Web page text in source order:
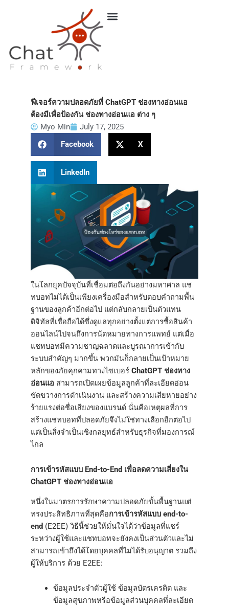
ฟีเจอร์ความปลอดภัยที่ ChatGPT ช่องทางอ่อนแอ
ต้องมีเพื่อป้องกัน ช่องทางอ่อนแอ ต่าง ๆ
Myo Min
July 17, 2025
Facebook
X
LinkedIn
ในโลกยุคปัจจุบันที่เชื่อมต่อถึงกันอย่างมหาศาล แช
ทบอทไม่ได้เป็นเพียงเครื่องมือสำหรับตอบคำถามพื้น
ฐานของลูกค้าอีกต่อไป แต่กลับกลายเป็นตัวแทน
ดิจิทัลที่เชื่อถือได้ซึ่งดูแลทุกอย่างตั้งแต่การซื้อสินค้า
ออนไลน์ไปจนถึงการนัดหมายทางการแพทย์ แต่เมื่อ
แชทบอทมีความชาญฉลาดและบูรณาการเข้ากับ
ระบบสำคัญๆ มากขึ้น พวกมันก็กลายเป็นเป้าหมาย
หลักของภัยคุกคามทางไซเบอร์ ChatGPT ช่องทาง
อ่อนแอ สามารถเปิดเผยข้อมูลลูกค้าที่ละเอียดอ่อน
ขัดขวางการดำเนินงาน และสร้างความเสียหายอย่าง
ร้ายแรงต่อชื่อเสียงของแบรนด์ นั่นคือเหตุผลที่การ
สร้างแชทบอทที่ปลอดภัยจึงไม่ใช่ทางเลือกอีกต่อไป
แต่เป็นสิ่งจำเป็นเชิงกลยุทธ์สำหรับธุรกิจที่มองการณ์
ไกล
การเข้ารหัสแบบ End-to-End เพื่อลดความเสี่ยงใน
ChatGPT ช่องทางอ่อนแอ
หนึ่งในมาตรการรักษาความปลอดภัยขั้นพื้นฐานแต่
ทรงประสิทธิภาพที่สุดคือการเข้ารหัสแบบ end-to-
end (E2EE) วิธีนี้ช่วยให้มั่นใจได้ว่าข้อมูลที่แชร์
ระหว่างผู้ใช้และแชทบอทจะยังคงเป็นส่วนตัวและไม่
สามารถเข้าถึงได้โดยบุคคลที่ไม่ได้รับอนุญาต รวมถึง
ผู้ให้บริการ ด้วย E2EE:
ข้อมูลประจำตัวผู้ใช้ ข้อมูลบัตรเครดิต และ
ข้อมูลสุขภาพหรือข้อมูลส่วนบุคคลที่ละเอียด